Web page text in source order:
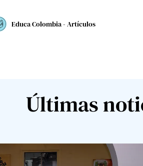
Educa Colombia - Artículos
Últimas